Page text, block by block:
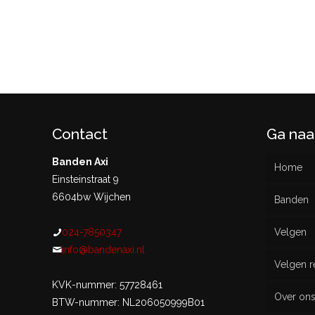
Contact
Banden Axi
Einsteinstraat 9
6604bw Wijchen
024-7850347
info@bandenaxi.nl
KVK-nummer: 57728461
BTW-nummer: NL206050999B01
Ga
Home
Banden
Nieuw
Velgen
Velgen
Over ons